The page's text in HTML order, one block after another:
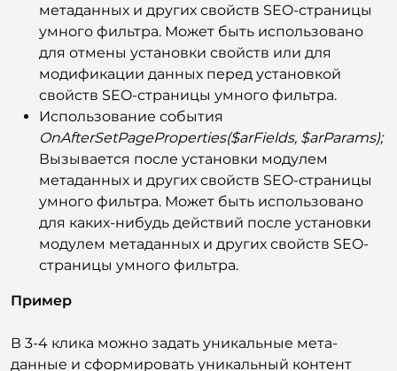
метаданных и других свойств SEO-страницы
умного фильтра. Может быть использовано
для отмены установки свойств или для
модификации данных перед установкой
свойств SEO-страницы умного фильтра.
Использование события
OnAfterSetPageProperties($arFields, $arParams);
Вызывается после установки модулем
метаданных и других свойств SEO-страницы
умного фильтра. Может быть использовано
для каких-нибудь действий после установки
модулем метаданных и других свойств SEO-
страницы умного фильтра.
Пример
В 3-4 клика можно задать уникальные мета-
данные и сформировать уникальный контент